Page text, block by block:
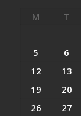
M T
5
6
12
13
19
20
26
27